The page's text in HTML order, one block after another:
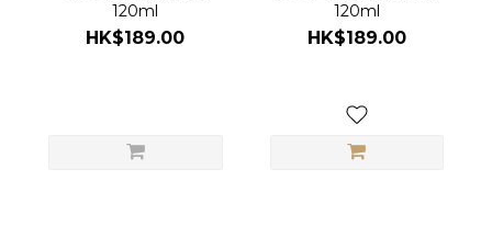
120ml
HK$189.00
120ml
HK$189.00